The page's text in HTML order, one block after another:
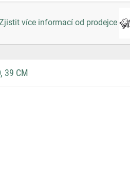
více informací od prodejce
39 CM